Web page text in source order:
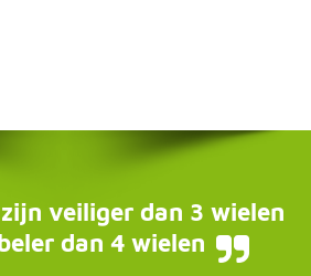
veiliger dan 3 wielen
dan 4 wielen